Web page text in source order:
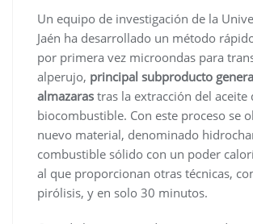
Un equipo de investigación de la
Jaén ha desarrollado un método
por primera vez microondas para
alperujo, principal subproducto
almazaras tras la extracción del aceite
biocombustible. Con este proceso se
nuevo material, denominado
combustible sólido con un poder
al que proporcionan otras técnicas,
pirólisis, y en solo 30 minutos.